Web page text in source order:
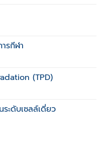
รกีฬา
(TPD)
ะดับเซลล์เดี่ยว